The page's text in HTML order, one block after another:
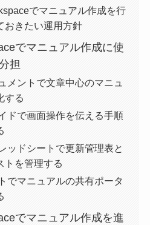
でマニュアル作成を行
おきたい運用方針
でマニュアル作成に使
担
メントで文章中心のマニュ
する
ドで画面操作を伝える手順
ッドシートで更新管理表と
トを管理する
でマニュアルの共有ポータ
でマニュアル作成を進